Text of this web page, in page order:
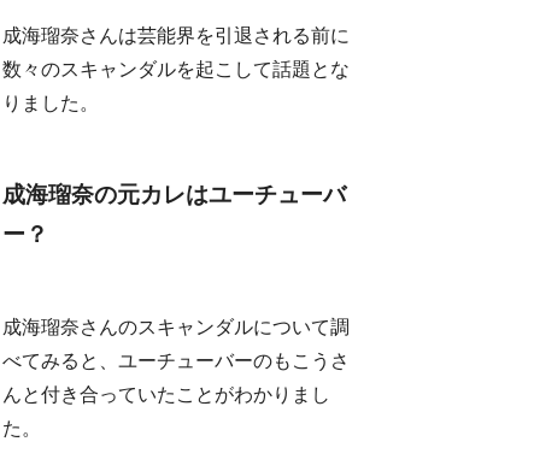
成海瑠奈さんは芸能界を引退される前に
数々のスキャンダルを起こして話題とな
りました。
成海瑠奈の元カレはユーチューバ
ー？
成海瑠奈さんのスキャンダルについて調
べてみると、ユーチューバーのもこうさ
んと付き合っていたことがわかりまし
た。